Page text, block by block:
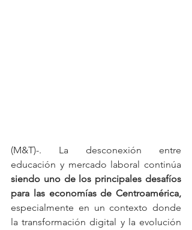
(M&T)-. La desconexión entre
siendo uno de los principales desafíos
para las economías de Centroamérica,
especialmente en un contexto donde
la transformación digital y la evolución